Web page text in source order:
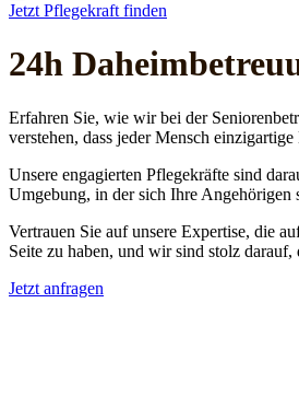
Jetzt Pflegekraft finden
24h
Erfahren Sie, wie wir bei der
verstehen, dass jeder Mensch
Unsere engagierten Pflegekräfte sind
Umgebung, in der sich Ihre Angehörigen
Vertrauen Sie auf unsere Expertise, die
Seite zu haben, und wir sind stolz
Jetzt anfragen